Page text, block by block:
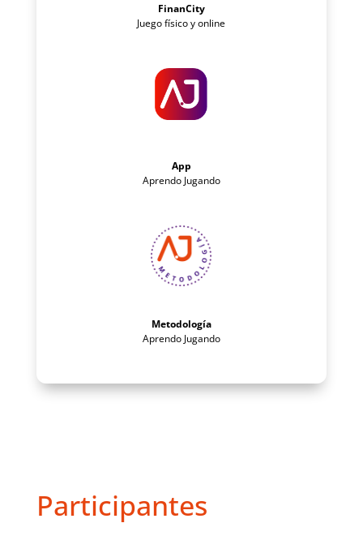
FinanCity
Juego físico y online
App
Aprendo Jugando
Metodología
Aprendo Jugando
Participantes